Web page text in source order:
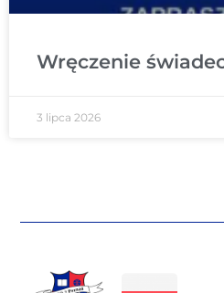
Wręczenie
3 lipca 2026